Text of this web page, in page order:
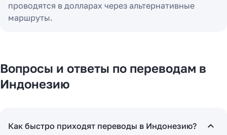
проводятся в долларах через альтернативные
маршруты.
Вопросы и ответы по переводам в
Индонезию
Как быстро приходят переводы в Индонезию?